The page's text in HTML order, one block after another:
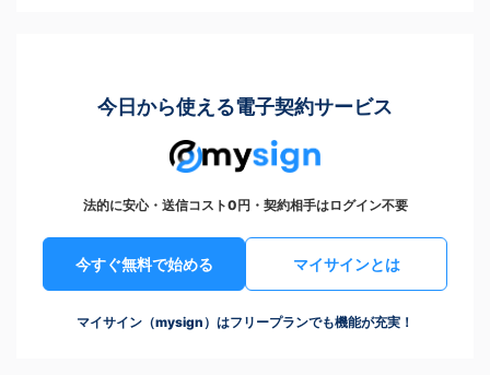
今日から使える電子契約サービス
法的に安心・送信コスト0円・契約相手はログイン不要
今すぐ無料で始める マイサインとは
マイサイン（mysign）はフリープランでも機能が充実！